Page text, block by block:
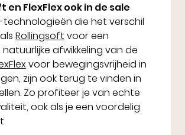
en FlexFlex ook in de sale
die het verschil
Rollingsoft voor een
afwikkeling van de
voor bewegingsvrijheid in
zijn ook terug te vinden in
Zo profiteer je van echte
ook als je een voordelig